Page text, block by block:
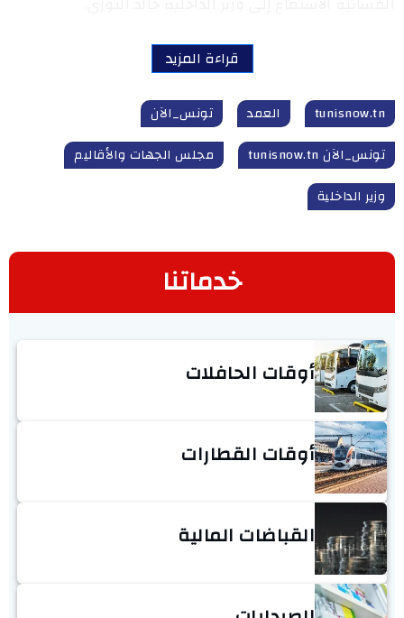
قراءة المزيد
tunisnow.tn العمد
تونس_الآن
تونس_الآن tunisnow.tn
مجلس الجهات والأقاليم
وزير الداخلية
خدماتنا
أوقات الحافلات
أوقات القطارات
القباضات المالية